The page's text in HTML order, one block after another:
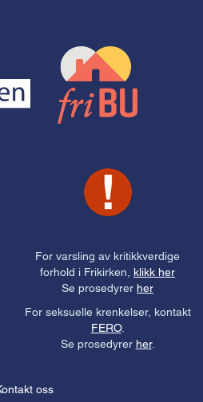
oss
For varsling av kritikkverdige
forhold i Frikirken, klikk her
Se prosedyrer her
For seksuelle krenkelser, kontakt
FERO.
Se prosedyrer her.